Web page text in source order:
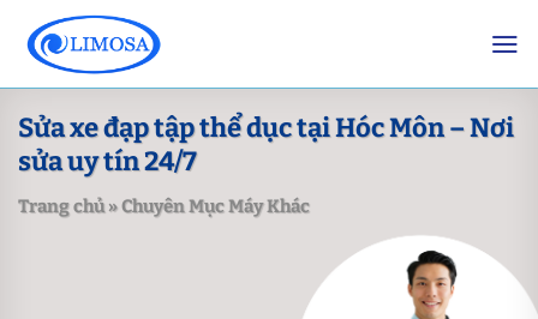
content
Sửa xe đạp tập thể dục tại Hóc Môn – Nơi
sửa uy tín 24/7
Trang chủ»Chuyên Mục Máy Khác